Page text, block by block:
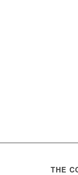
THE